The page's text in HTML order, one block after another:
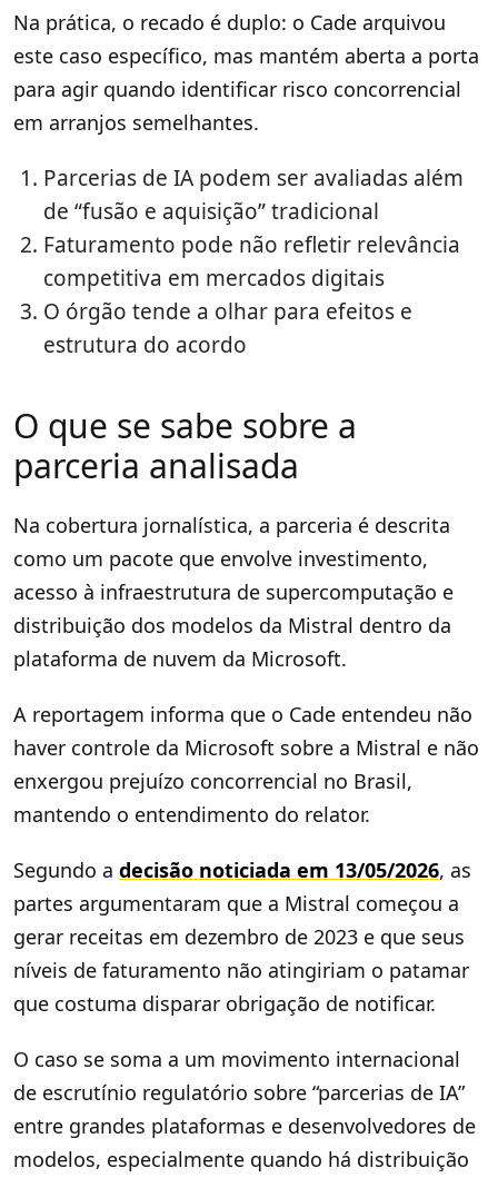
Na prática, o recado é duplo: o Cade arquivou
este caso específico, mas mantém aberta a porta
para agir quando identificar risco concorrencial
em arranjos semelhantes.
Parcerias de IA podem ser avaliadas além
de “fusão e aquisição” tradicional
Faturamento pode não refletir relevância
competitiva em mercados digitais
O órgão tende a olhar para efeitos e
estrutura do acordo
O que se sabe sobre a
parceria analisada
Na cobertura jornalística, a parceria é descrita
como um pacote que envolve investimento,
acesso à infraestrutura de supercomputação e
distribuição dos modelos da Mistral dentro da
plataforma de nuvem da Microsoft.
A reportagem informa que o Cade entendeu não
haver controle da Microsoft sobre a Mistral e não
enxergou prejuízo concorrencial no Brasil,
mantendo o entendimento do relator.
Segundo a decisão noticiada em 13/05/2026, as
partes argumentaram que a Mistral começou a
gerar receitas em dezembro de 2023 e que seus
níveis de faturamento não atingiriam o patamar
que costuma disparar obrigação de notificar.
O caso se soma a um movimento internacional
de escrutínio regulatório sobre “parcerias de IA”
entre grandes plataformas e desenvolvedores de
modelos, especialmente quando há distribuição